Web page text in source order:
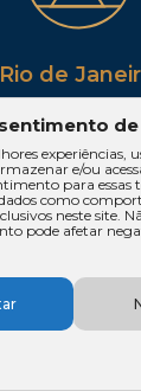
Rio de
de Janeiro/RJ
CEP: 22290-160
Tel: (21)3212-
experiências,
e/ou
para essas
como
neste site.
pode afetar